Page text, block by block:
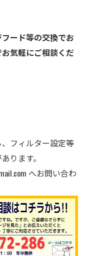
ード等の交換でお
気軽にご相談くだ
フィルター設定等
ります。
へお問い合わ